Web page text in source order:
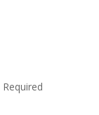
Required